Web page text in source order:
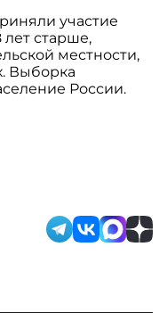
участие
лет старше,
местности,
Выборка
России.